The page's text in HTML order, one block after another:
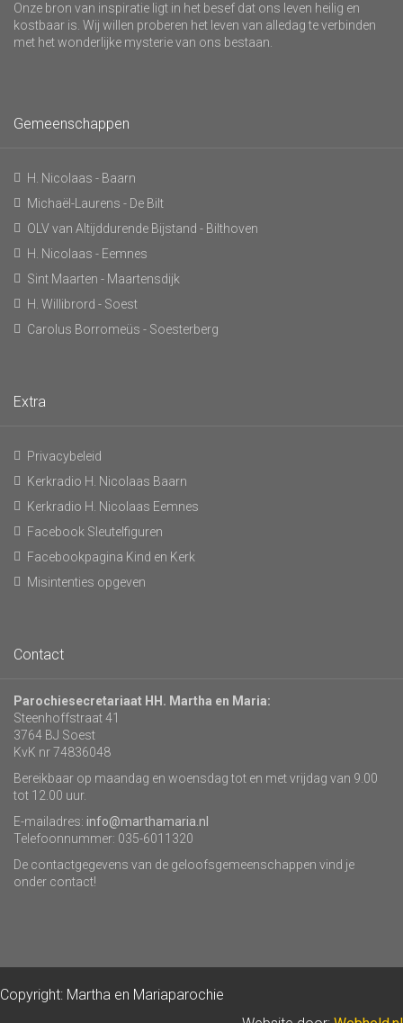
Onze bron van inspiratie ligt in het besef dat ons leven heilig en
kostbaar is. Wij willen proberen het leven van alledag te verbinden
met het wonderlijke mysterie van ons bestaan.
Gemeenschappen
H. Nicolaas - Baarn
Michaël-Laurens - De Bilt
OLV van Altijddurende Bijstand - Bilthoven
H. Nicolaas - Eemnes
Sint Maarten - Maartensdijk
H. Willibrord - Soest
Carolus Borromeüs - Soesterberg
Extra
Privacybeleid
Kerkradio H. Nicolaas Baarn
Kerkradio H. Nicolaas Eemnes
Facebook Sleutelfiguren
Facebookpagina Kind en Kerk
Misintenties opgeven
Contact
Parochiesecretariaat HH. Martha en Maria:
Steenhoffstraat 41
3764 BJ Soest
KvK nr 74836048
Bereikbaar op maandag en woensdag tot en met vrijdag van 9.00
tot 12.00 uur.
E-mailadres: info@marthamaria.nl
Telefoonnummer: 035-6011320
De contactgegevens van de geloofsgemeenschappen vind je
onder contact!
Copyright: Martha en Mariaparochie